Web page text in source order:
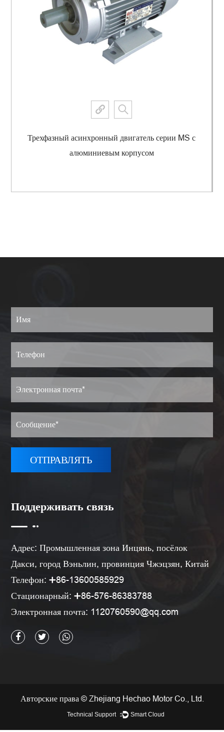
Трехфазный асинхронный двигатель серии MS с
алюминиевым корпусом
Поддерживать связь
Адрес: Промышленная зона Инцянь, посёлок
Дакси, город Вэньлин, провинция Чжэцзян, Китай
Телефон: ➕86-13600585929
Стационарный: ➕86-576-86383788
Электронная почта: 1120760590@qq.com
Авторские права © Zhejiang Hechao Motor Co., Ltd.
Technical Support ： Smart Cloud